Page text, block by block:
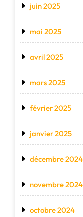
juin 2025
mai 2025
avril 2025
mars 2025
février 2025
janvier 2025
décembre 2024
novembre 2024
octobre 2024